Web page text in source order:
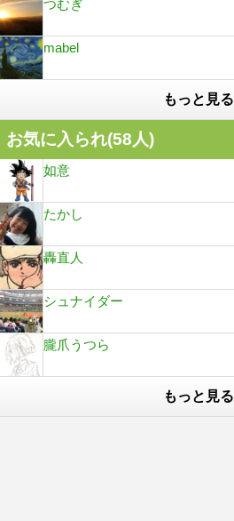
つむぎ
mabel
もっと見る
お気に入られ(58人)
如意
たかし
轟直人
シュナイダー
朧爪うつら
もっと見る